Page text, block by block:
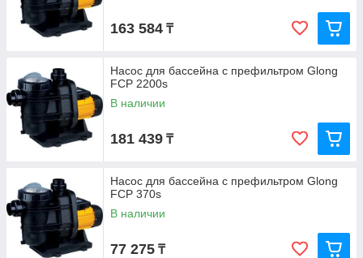
163 584 ₸
Насос для бассейна с префильтром Glong
FCP 2200s
В наличии
181 439 ₸
Насос для бассейна с префильтром Glong
FCP 370s
В наличии
77 275 ₸